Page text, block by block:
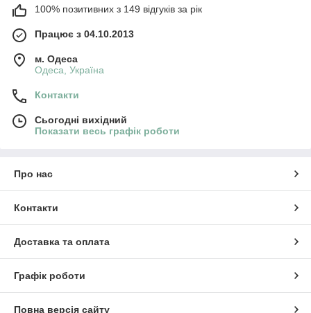
100% позитивних з 149 відгуків за рік
Працює з 04.10.2013
м. Одеса
Одеса, Україна
Контакти
Сьогодні вихідний
Показати весь графік роботи
Про нас
Контакти
Доставка та оплата
Графік роботи
Повна версія сайту